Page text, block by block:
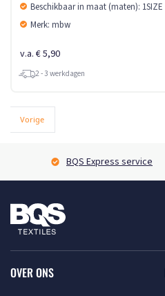
Beschikbaar in maat (maten): 1SIZE
Merk: mbw
v.a. € 5,90
2 - 3 werkdagen
Vorige
BQS Express service
OVER ONS